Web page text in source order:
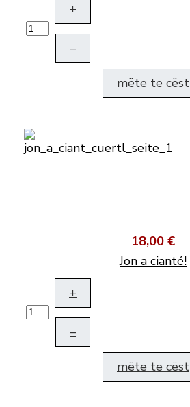
+
–
mëte te cëst
18,00 €
Jon a cianté!
+
–
mëte te cëst